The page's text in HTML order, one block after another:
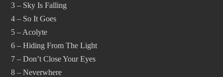
3 – Sky Is Falling
4 – So It Goes
5 – Acolyte
6 – Hiding From The Light
7 – Don’t Close Your Eyes
8 – Neverwhere